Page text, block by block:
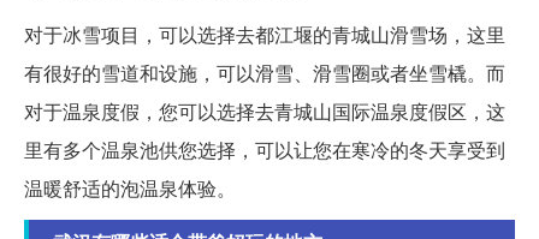
对于冰雪项目，可以选择去都江堰的青城山滑雪场，这里
有很好的雪道和设施，可以滑雪、滑雪圈或者坐雪橇。而
对于温泉度假，您可以选择去青城山国际温泉度假区，这
里有多个温泉池供您选择，可以让您在寒冷的冬天享受到
温暖舒适的泡温泉体验。